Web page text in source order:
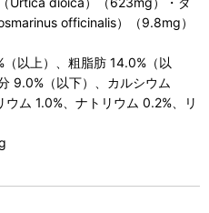
officinalis）（9.8mg）
以上）、粗脂肪 14.0%（以
9.0%（以下）、カルシウム
ム 1.0%、ナトリウム 0.2%、リ